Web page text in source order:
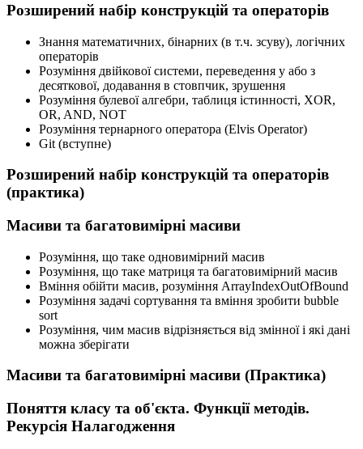
Розширений набір конструкцій та операторів
Знання математичних, бінарних (в т.ч. зсуву), логічних
операторів
Розуміння двійкової системи, переведення у або з
десяткової, додавання в стовпчик, зрушення
Розуміння булевої алгебри, таблиця істинності, XOR,
OR, AND, NOT
Розуміння тернарного оператора (Elvis Operator)
Git (вступне)
Розширений набір конструкцій та операторів
(практика)
Масиви та багатовимірні масиви
Розуміння, що таке одновимірний масив
Розуміння, що таке матриця та багатовимірний масив
Вміння обійти масив, розуміння ArrayIndexOutOfBound
Розуміння задачі сортування та вміння зробити bubble
sort
Розуміння, чим масив відрізняється від змінної і які дані
можна зберігати
Масиви та багатовимірні масиви (Практика)
Поняття класу та об'єкта. Функції методів.
Рекурсія Налагодження